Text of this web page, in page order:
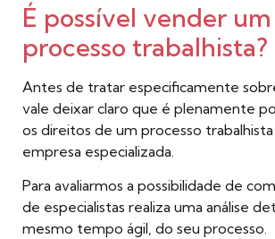
É possível vender um
processo trabalhista?
Antes de tratar especificamente
vale deixar claro que é plenamente
os direitos de um processo trabalhista
empresa especializada.
Para avaliarmos a possibilidade de
de especialistas realiza uma análise
mesmo tempo ágil, do seu processo.